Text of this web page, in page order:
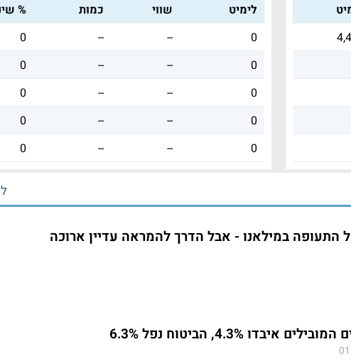
לימיט שווי כמות
%
0
--
--
0
0
--
--
0
0
--
--
0
0
--
--
0
0
--
--
0
התעופה במילאנו - אבל הדרך להמראה עדיין ארוכה
4.3%, הביטוח נפל 6.3%